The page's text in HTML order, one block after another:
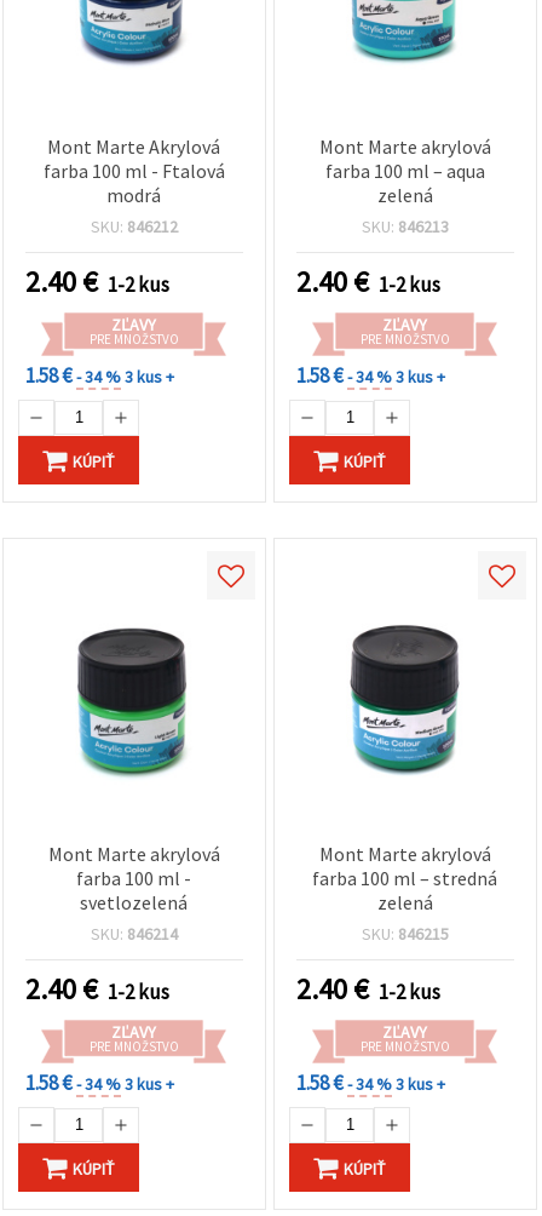
Mont Marte Akrylová
farba 100 ml - Ftalová
modrá
SKU: 846212
2.40€ 1-2 kus
ZĽAVY
PRE MNOŽSTVO
1.58 €- 34 %3 kus +
KÚPIŤ
Mont Marte akrylová
farba 100 ml – aqua
zelená
SKU: 846213
2.40€ 1-2 kus
ZĽAVY
PRE MNOŽSTVO
1.58 €- 34 %3 kus +
KÚPIŤ
Mont Marte akrylová
farba 100 ml -
svetlozelená
SKU: 846214
2.40€ 1-2 kus
ZĽAVY
PRE MNOŽSTVO
1.58 €- 34 %3 kus +
KÚPIŤ
Mont Marte akrylová
farba 100 ml – stredná
zelená
SKU: 846215
2.40€ 1-2 kus
ZĽAVY
PRE MNOŽSTVO
1.58 €- 34 %3 kus +
KÚPIŤ